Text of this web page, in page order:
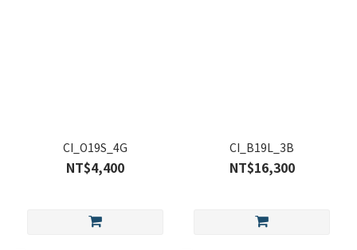
CI_O19S_4G
NT$4,400
CI_B19L_3B
NT$16,300